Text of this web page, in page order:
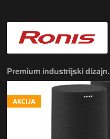
Premium industrijski dizajn.
AKCIJA